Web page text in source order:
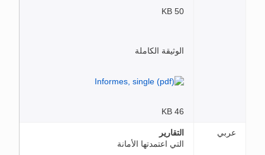
50 KB
الوثيقة الكاملة
46 KB
عربي
التقارير
التي اعتمدتها الأمانة